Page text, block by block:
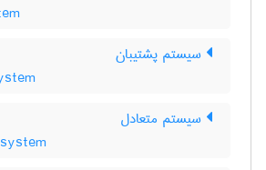
سیستم پشتیبان
سیستم متعادل